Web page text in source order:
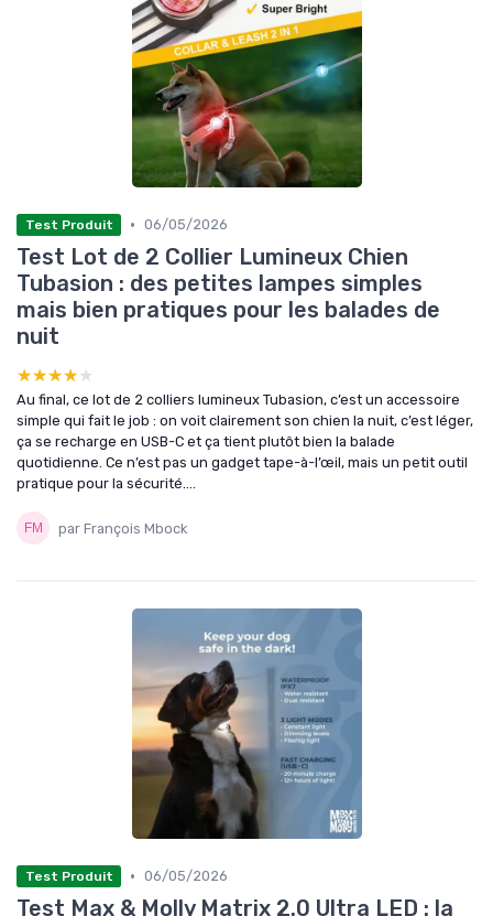
Test Produit • 06/05/2026
Test Lot de 2 Collier Lumineux Chien
Tubasion : des petites lampes simples
mais bien pratiques pour les balades de
nuit
★★★★★
★★★★★
Au final, ce lot de 2 colliers lumineux Tubasion, c’est un accessoire
simple qui fait le job : on voit clairement son chien la nuit, c’est léger,
ça se recharge en USB-C et ça tient plutôt bien la balade
quotidienne. Ce n’est pas un gadget tape-à-l’œil, mais un petit outil
pratique pour la sécurité....
par François Mbock
Test Produit • 06/05/2026
Test Max & Molly Matrix 2.0 Ultra LED : la